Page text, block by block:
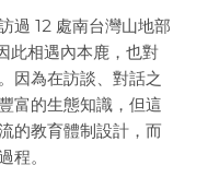
過 12 處南台灣山地部
此相遇內本鹿，也對
因為在訪談、對話之
富的生態知識，但這
的教育體制設計，而
程。